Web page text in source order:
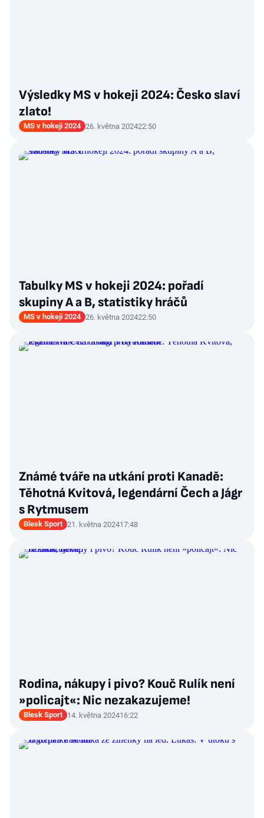
Výsledky MS v hokeji 2024: Česko slaví
zlato!
MS v hokeji 2024 26. května 202422:50
Tabulky MS v hokeji 2024: pořadí
skupiny A a B, statistiky hráčů
MS v hokeji 2024 26. května 202422:50
Známé tváře na utkání proti Kanadě:
Těhotná Kvitová, legendární Čech a Jágr
s Rytmusem
Blesk Sport 21. května 202417:48
Rodina, nákupy i pivo? Kouč Rulík není
»policajt«: Nic nezakazujeme!
Blesk Sport 14. května 202416:22